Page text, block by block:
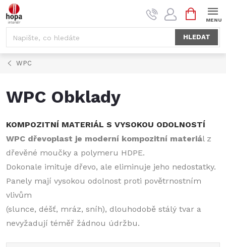
Přejít
na
HLEDAT
NÁKUPNÍ
KOŠÍK
WPC
WPC Obklady
KOMPOZITNÍ MATERIÁL S VYSOKOU ODOLNOSTÍ
WPC dřevoplast je moderní kompozitní materiál z
dřevěné moučky a polymeru HDPE.
Dokonale imituje dřevo, ale eliminuje jeho nedostatky.
Panely mají vysokou odolnost proti povětrnostním
vlivům
(slunce, déšť, mráz, sníh), dlouhodobě stálý tvar a
nevyžadují téměř žádnou údržbu.